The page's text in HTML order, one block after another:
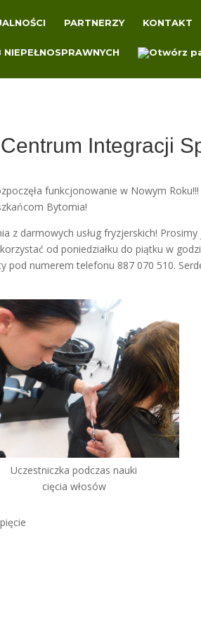
PARTNERZY KONTAKT
Integracji
funkcjonowanie w Nowym
Bytomia!
darmowych usług fryzjerskich!
od poniedziałku do piątku w
numerem telefonu 887 070 510.
Uczestniczka podczas nauki
cięcia włosów